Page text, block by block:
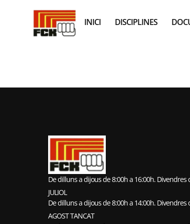
INICI DISCIPLINES
De dilluns a dijous de 8:00h a 16:00h. Divendres
JULIOL
De dilluns a dijous de 8:00h a 14:00h. Divendres
AGOST TANCAT